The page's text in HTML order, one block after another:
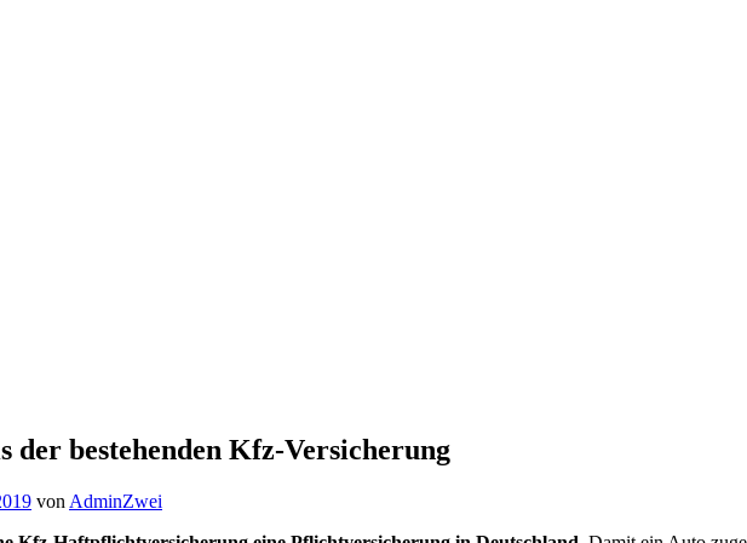
der bestehenden Kfz-Versicherung
von AdminZwei